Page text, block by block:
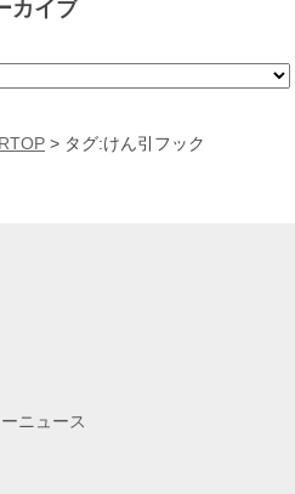
カイブ
> タグ:けん引フック
ニュース